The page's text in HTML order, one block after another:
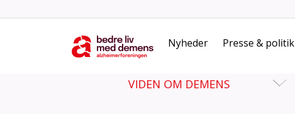
Nyheder Presse & politik
VIDEN OM DEMENS